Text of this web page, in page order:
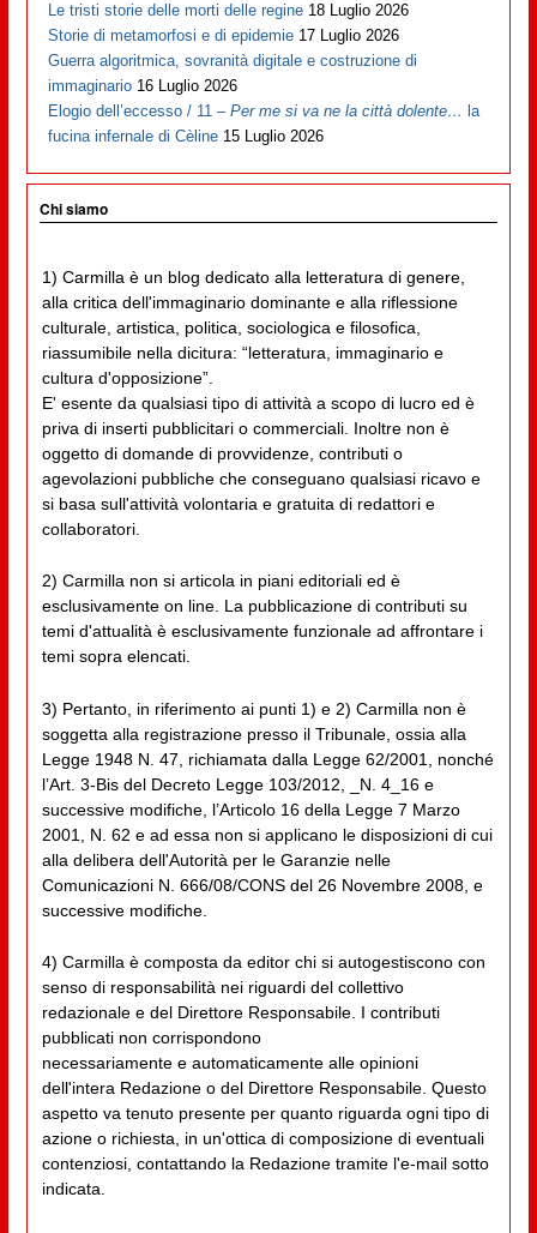
Le tristi storie delle morti delle regine 18 Luglio 2026
Storie di metamorfosi e di epidemie 17 Luglio 2026
Guerra algoritmica, sovranità digitale e costruzione di
immaginario 16 Luglio 2026
Elogio dell’eccesso / 11 –Per me si va ne la città dolente… la
fucina infernale di Cèline 15 Luglio 2026
Chi siamo
1) Carmilla è un blog dedicato alla letteratura di genere,
alla critica dell'immaginario dominante e alla riflessione
culturale, artistica, politica, sociologica e filosofica,
riassumibile nella dicitura: “letteratura, immaginario e
cultura d'opposizione”.
E' esente da qualsiasi tipo di attività a scopo di lucro ed è
priva di inserti pubblicitari o commerciali. Inoltre non è
oggetto di domande di provvidenze, contributi o
agevolazioni pubbliche che conseguano qualsiasi ricavo e
si basa sull'attività volontaria e gratuita di redattori e
collaboratori.
2) Carmilla non si articola in piani editoriali ed è
esclusivamente on line. La pubblicazione di contributi su
temi d'attualità è esclusivamente funzionale ad affrontare i
temi sopra elencati.
3) Pertanto, in riferimento ai punti 1) e 2) Carmilla non è
soggetta alla registrazione presso il Tribunale, ossia alla
Legge 1948 N. 47, richiamata dalla Legge 62/2001, nonché
l’Art. 3-Bis del Decreto Legge 103/2012, _N. 4_16 e
successive modifiche, l’Articolo 16 della Legge 7 Marzo
2001, N. 62 e ad essa non si applicano le disposizioni di cui
alla delibera dell'Autorità per le Garanzie nelle
Comunicazioni N. 666/08/CONS del 26 Novembre 2008, e
successive modifiche.
4) Carmilla è composta da editor chi si autogestiscono con
senso di responsabilità nei riguardi del collettivo
redazionale e del Direttore Responsabile. I contributi
pubblicati non corrispondono
necessariamente e automaticamente alle opinioni
dell'intera Redazione o del Direttore Responsabile. Questo
aspetto va tenuto presente per quanto riguarda ogni tipo di
azione o richiesta, in un'ottica di composizione di eventuali
contenziosi, contattando la Redazione tramite l'e-mail sotto
indicata.